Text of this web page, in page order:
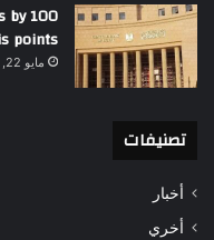
by 100
points
مايو 22, 2025
تصنيفات
أخبار
أخري